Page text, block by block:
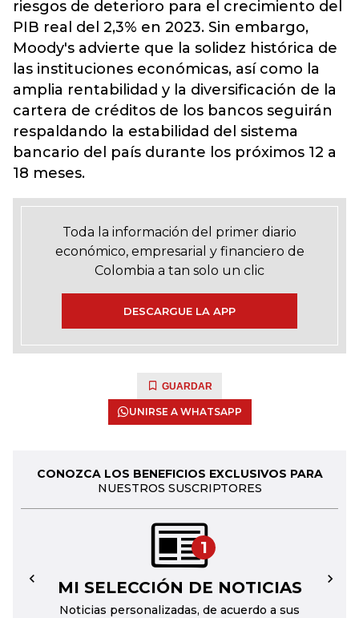
riesgos de deterioro para el crecimiento del
PIB real del 2,3% en 2023. Sin embargo,
Moody's advierte que la solidez histórica de
las instituciones económicas, así como la
amplia rentabilidad y la diversificación de la
cartera de créditos de los bancos seguirán
respaldando la estabilidad del sistema
bancario del país durante los próximos 12 a
18 meses.
Toda la información del primer diario
económico, empresarial y financiero de
Colombia a tan solo un clic
DESCARGUE LA APP
GUARDAR
UNIRSE A WHATSAPP
CONOZCA LOS BENEFICIOS EXCLUSIVOS PARA
NUESTROS SUSCRIPTORES
1
MI SELECCIÓN DE NOTICIAS
Noticias personalizadas, de acuerdo a sus
← →